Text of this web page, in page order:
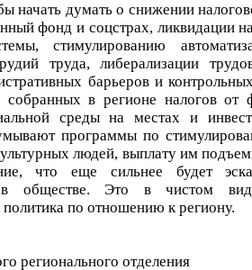
начать думать о снижении
фонд и соцстрах, ликвидации
стимулированию
труда, либерализации
барьеров и
собранных в регионе налогов от
среды на местах и
программы по
людей, выплату им
что еще сильнее будет
в обществе. Это в чистом
политика по отношению к региону.
регионального отделения